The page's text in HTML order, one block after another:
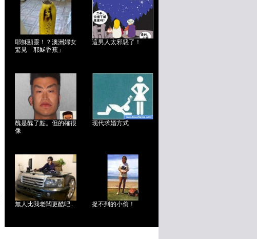
耶穌顯靈！？澳洲婦女
驚見「耶穌香蕉」
這男人太邪惡了！
醜是醜了點。但的確很
像
现代求婚方式
無人比我老闆更酷吧.. 捉不到的小偷！